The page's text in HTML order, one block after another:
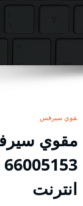
مقوي سيرفس
انترنت